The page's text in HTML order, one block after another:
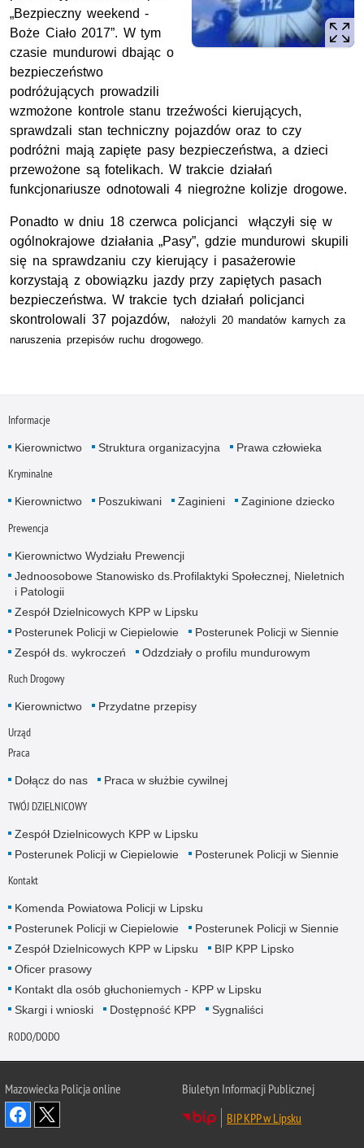
„Bezpieczny weekend -
Boże Ciało 2017”. W tym
czasie mundurowi dbając o
bezpieczeństwo
podróżujących prowadzili
wzmożone kontrole stanu trzeźwości kierujących,
sprawdzali stan techniczny pojazdów oraz to czy
podróżni mają zapięte pasy bezpieczeństwa, a dzieci
przewożone są fotelikach. W trakcie działań
funkcjonariusze odnotowali 4 niegrożne kolizje drogowe.
Ponadto w dniu 18 czerwca policjanci włączyłi się w
ogólnokrajowe działania „Pasy”, gdzie mundurowi skupili
się na sprawdzaniu czy kierujący i pasażerowie
korzystają z obowiązku jazdy przy zapiętych pasach
bezpieczeństwa. W trakcie tych działań policjanci
skontrolowali 37 pojazdów,
nałożyli 20 mandatów karnych za
naruszenia przepisów ruchu drogowego.
Informacje
Kierownictwo Struktura organizacyjna Prawa człowieka
Kryminalne
Kierownictwo Poszukiwani Zaginieni Zaginione dziecko
Prewencja
Kierownictwo Wydziału Prewencji
Jednoosobowe Stanowisko ds.Profilaktyki Społecznej, Nieletnich
i Patologii
Zespół Dzielnicowych KPP w Lipsku
Posterunek Policji w Ciepielowie
Posterunek Policji w Siennie
Zespół ds. wykroczeń
Odzdziały o profilu mundurowym
Ruch Drogowy
Kierownictwo Przydatne przepisy
Urząd
Praca
Dołącz do nas Praca w służbie cywilnej
TWÓJ DZIELNICOWY
Zespół Dzielnicowych KPP w Lipsku
Posterunek Policji w Ciepielowie
Posterunek Policji w Siennie
Kontakt
Komenda Powiatowa Policji w Lipsku
Posterunek Policji w Ciepielowie
Posterunek Policji w Siennie
Zespół Dzielnicowych KPP w Lipsku
BIP KPP Lipsko
Oficer prasowy
Kontakt dla osób głuchoniemych - KPP w Lipsku
Skargi i wnioski
Dostępność KPP Sygnaliści
RODO/DODO
Mazowiecka Policja online
Biuletyn Informacji Publicznej
BIP KPP w Lipsku